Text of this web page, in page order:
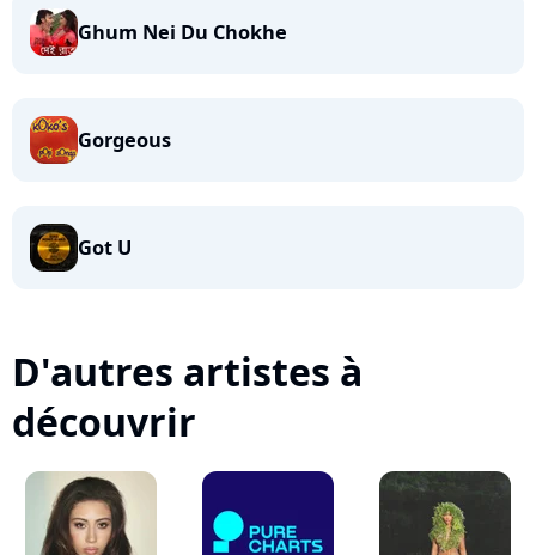
Ghum Nei Du Chokhe
Gorgeous
Got U
D'autres artistes à
découvrir